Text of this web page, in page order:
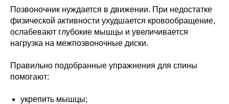
Позвоночник нуждается в движении. При недостатке
физической активности ухудшается кровообращение,
ослабевают глубокие мышцы и увеличивается
нагрузка на межпозвоночные диски.
Правильно подобранные упражнения для спины
помогают:
укрепить мышцы;